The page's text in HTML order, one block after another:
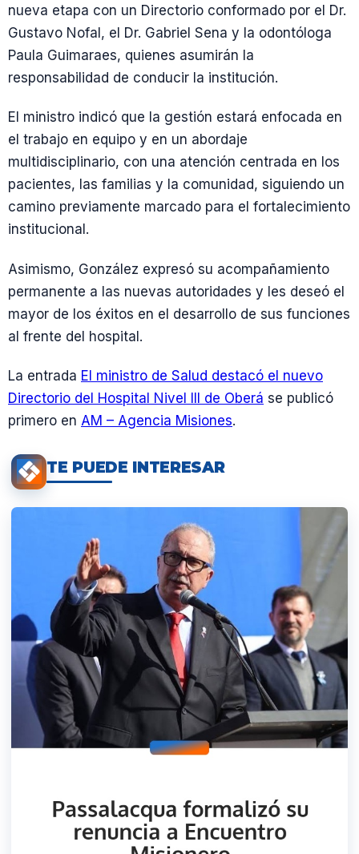
nueva etapa con un Directorio conformado por el Dr.
Gustavo Nofal, el Dr. Gabriel Sena y la odontóloga
Paula Guimaraes, quienes asumirán la
responsabilidad de conducir la institución.
El ministro indicó que la gestión estará enfocada en
el trabajo en equipo y en un abordaje
multidisciplinario, con una atención centrada en los
pacientes, las familias y la comunidad, siguiendo un
camino previamente marcado para el fortalecimiento
institucional.
Asimismo, González expresó su acompañamiento
permanente a las nuevas autoridades y les deseó el
mayor de los éxitos en el desarrollo de sus funciones
al frente del hospital.
La entrada El ministro de Salud destacó el nuevo
Directorio del Hospital Nivel III de Oberá se publicó
primero en AM – Agencia Misiones.
TE PUEDE INTERESAR